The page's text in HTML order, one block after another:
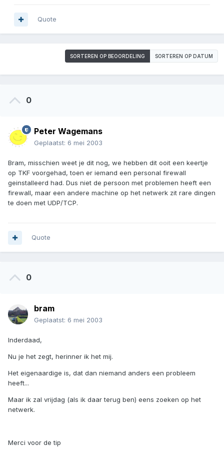
Quote
SORTEREN OP BEOORDELING SORTEREN OP DATUM
0
Peter Wagemans
Geplaatst: 6 mei 2003
Bram, misschien weet je dit nog, we hebben dit ooit een keertje
op TKF voorgehad, toen er iemand een personal firewall
geinstalleerd had. Dus niet de persoon met problemen heeft een
firewall, maar een andere machine op het netwerk zit rare dingen
te doen met UDP/TCP.
Quote
0
bram
Geplaatst: 6 mei 2003
Inderdaad,
Nu je het zegt, herinner ik het mij.
Het eigenaardige is, dat dan niemand anders een probleem
heeft...
Maar ik zal vrijdag (als ik daar terug ben) eens zoeken op het
netwerk.
Merci voor de tip